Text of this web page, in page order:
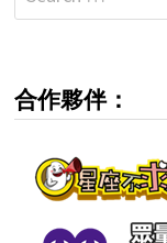
for:
合作夥伴：